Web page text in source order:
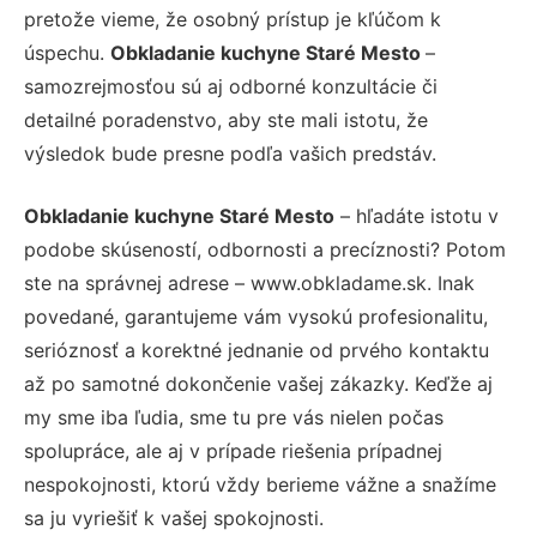
pretože vieme, že osobný prístup je kľúčom k
úspechu. Obkladanie kuchyne Staré Mesto –
samozrejmosťou sú aj odborné konzultácie či
detailné poradenstvo, aby ste mali istotu, že
výsledok bude presne podľa vašich predstáv.
Obkladanie kuchyne Staré Mesto – hľadáte istotu v
podobe skúseností, odbornosti a precíznosti? Potom
ste na správnej adrese – www.obkladame.sk. Inak
povedané, garantujeme vám vysokú profesionalitu,
serióznosť a korektné jednanie od prvého kontaktu
až po samotné dokončenie vašej zákazky. Keďže aj
my sme iba ľudia, sme tu pre vás nielen počas
spolupráce, ale aj v prípade riešenia prípadnej
nespokojnosti, ktorú vždy berieme vážne a snažíme
sa ju vyriešiť k vašej spokojnosti.